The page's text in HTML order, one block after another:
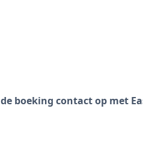
de boeking contact op met